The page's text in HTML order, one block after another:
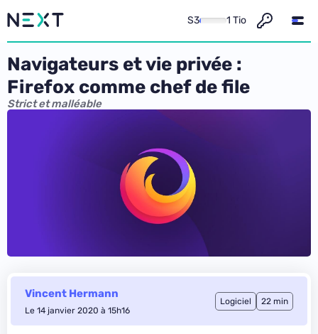
S3 1 Tio
Navigateurs et vie privée :
Firefox comme chef de file
Strict et malléable
Vincent Hermann
Le 14 janvier 2020 à 15h16
Logiciel 22 min